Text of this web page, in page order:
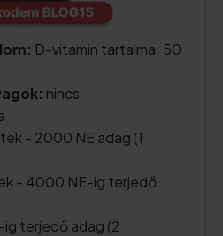
D-vitamin tartalma: 50
nincs
- 2000 NE adag (1
- 4000 NE-ig terjedő
terjedő adag (2